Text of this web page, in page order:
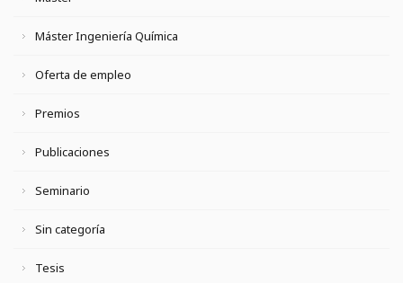
Máster Ingeniería Química
Oferta de empleo
Premios
Publicaciones
Seminario
Sin categoría
Tesis